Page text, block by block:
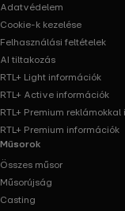
Adatvédelem
Cookie-k kezelése
Felhasználási feltételek
AI tiltakozás
RTL+ Light információk
RTL+ Active információk
RTL+ Premium
RTL+ Premium információk
Műsorok
Összes műsor
Műsorújság
Casting